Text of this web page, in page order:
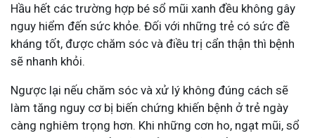
Hầu hết các trường hợp bé sổ mũi xanh đều không gây
nguy hiểm đến sức khỏe. Đối với những trẻ có sức đề
kháng tốt, được chăm sóc và điều trị cẩn thận thì bệnh
sẽ nhanh khỏi.
Ngược lại nếu chăm sóc và xử lý không đúng cách sẽ
làm tăng nguy cơ bị biến chứng khiến bệnh ở trẻ ngày
càng nghiêm trọng hơn. Khi những cơn ho, ngạt mũi, sổ